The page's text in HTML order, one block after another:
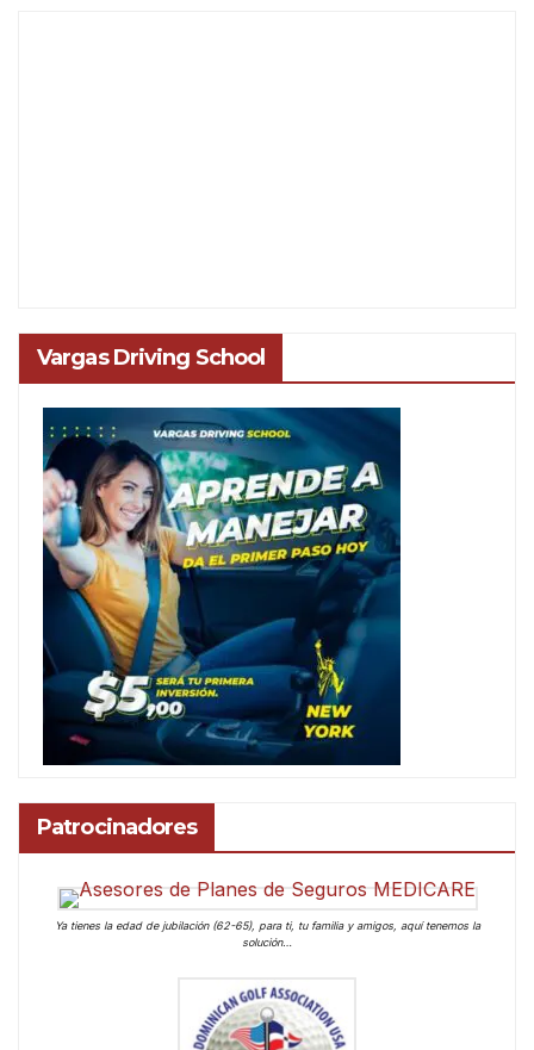
Vargas Driving School
Patrocinadores
Ya tienes la edad de jubilación (62-65), para ti, tu familia y amigos, aquí tenemos la
solución…